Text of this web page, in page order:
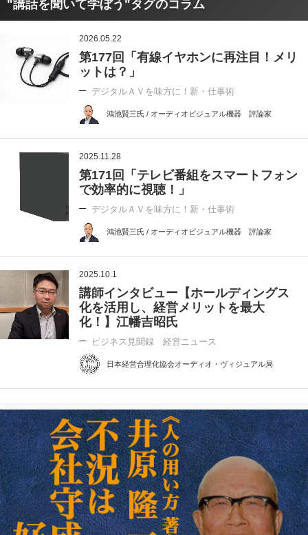
"講話を聞いて学ぼう"タグのコラム
2026.05.22
第177回「有線イヤホンに再注目！メリ
ットは？」
デジタルＡＶを味方に！新・仕事術
鴻池賢三氏 / オーディオビジュアル機器 評論家
2025.11.28
第171回「テレビ番組をスマートフォン
で効率的に視聴！」
デジタルＡＶを味方に！新・仕事術
鴻池賢三氏 / オーディオビジュアル機器 評論家
2025.10.1
講師インタビュー【ホールディングス
化を活用し、経営メリットを最大
化！】江幡吉昭氏
ビジネス見聞録 経営ニュース
日本経営合理化協会オーディオ・ヴィジュアル局